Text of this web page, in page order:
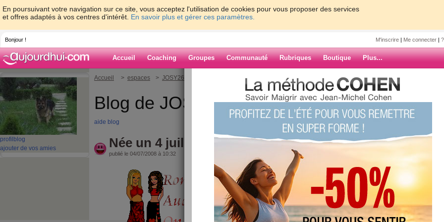
En poursuivant votre navigation sur ce site, vous acceptez l'utilisation de cookies pour vous proposer des services
et offres adaptés à vos centres d'intérêt. En savoir plus et gérer ces paramètres.
Bonjour ! M'inscrire | Me connecter |
Accueil Coaching Groupes Communauté Rubriques Boutique Plus...
profil blog
ajouter de vos amies
Accueil > espaces > JOSY26
Blog de JOSY26
aide blog
Née un 4 juillet
publié le 04/07/2008 à 10:32
ARCHIVES